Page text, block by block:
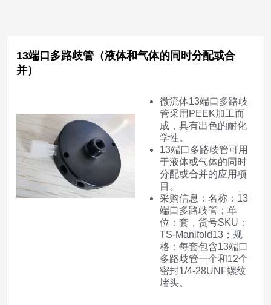
13端口多路歧管（液体和气体的同时分配或合
并）
微流体13端口多路歧
管采用PEEK加工而
成，具有出色的耐化
学性。
13端口多路歧管可用
于液体或气体的同时
分配或合并的应用项
目。
采购信息：名称：13
端口多路歧管；单
位：套，货号SKU：
TS-Manifold13；规
格：每套包含13端口
多路歧管一个和12个
密封1/4-28UNF螺纹
堵头。